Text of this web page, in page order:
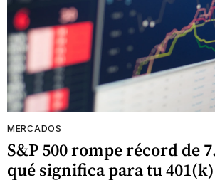
MERCADOS
S&P 500 rompe récord de
qué significa para tu 401(k)